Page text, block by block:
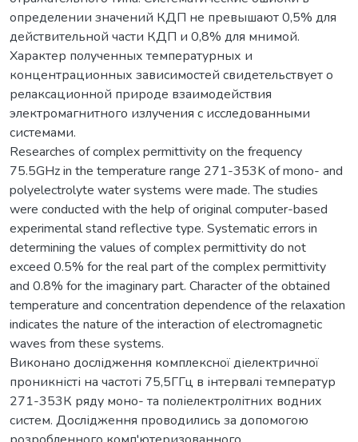
определении значений КДП не превышают 0,5% для
действительной части КДП и 0,8% для мнимой.
Характер полученных температурных и
концентрационных зависимостей свидетельствует о
релаксационной природе взаимодействия
электромагнитного излучения с исследованными
системами.
Researches of complex permittivity on the frequency
75.5GHz in the temperature range 271-353K of mono- and
polyelectrolyte water systems were made. The studies
were conducted with the help of original computer-based
experimental stand reflective type. Systematic errors in
determining the values of complex permittivity do not
exceed 0.5% for the real part of the complex permittivity
and 0.8% for the imaginary part. Character of the obtained
temperature and concentration dependence of the relaxation
indicates the nature of the interaction of electromagnetic
waves from these systems.
Виконано дослідження комплексної діелектричної
проникністі на частоті 75,5ГГц в інтервалі температур
271-353К ряду моно- та поліелектролітних водних
систем. Дослідження проводились за допомогою